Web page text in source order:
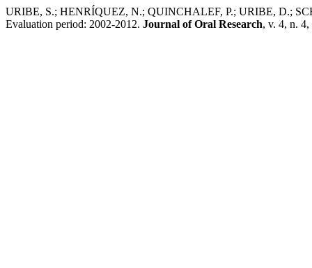
URIBE, S.; HENRÍQUEZ, N.; QUINCHALEF, P.; URIBE, D.;
Evaluation period: 2002-2012. Journal of Oral Research, v. 4, n.